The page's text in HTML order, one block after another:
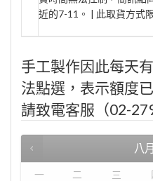
近的7-11。 | 此取貨方式
手工製作因此每天
法點選，表示額度
請致電客服（02-
八月
一 二 三